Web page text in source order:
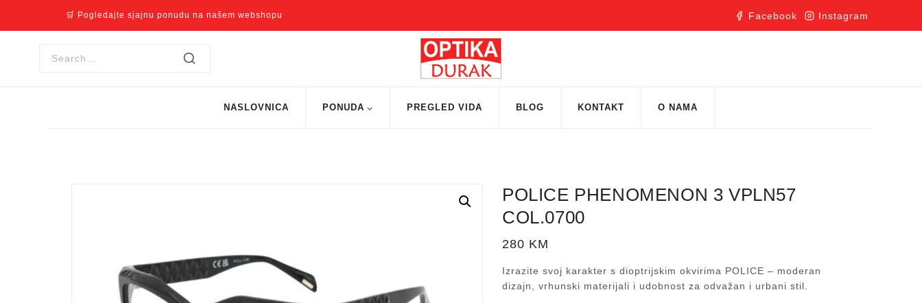
🛒 Pogledajte sjajnu ponudu na našem webshopu Facebook Instagram
NASLOVNICA PONUDA PREGLED VIDA BLOG KONTAKT O NAMA
POLICE PHENOMENON 3 VPLN57
COL.0700
280 KM
Izrazite svoj karakter s dioptrijskim okvirima POLICE – moderan
dizajn, vrhunski materijali i udobnost za odvažan i urbani stil.